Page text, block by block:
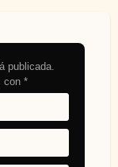
publicada.
con *